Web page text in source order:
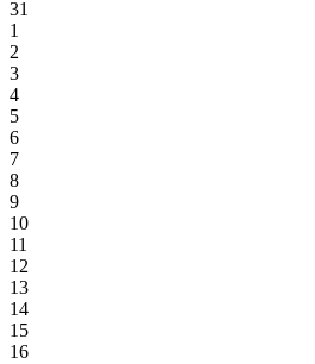
31
1
2
3
4
5
6
7
8
9
10
11
12
13
14
15
16